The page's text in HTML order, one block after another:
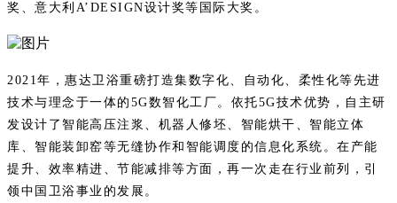
奖、意大利A’DESIGN设计奖等国际大奖。
2021年，惠达卫浴重磅打造集数字化、自动化、柔性化等先进
技术与理念于一体的5G数智化工厂。依托5G技术优势，自主研
发设计了智能高压注浆、机器人修坯、智能烘干、智能立体
库、智能装卸窑等无缝协作和智能调度的信息化系统。在产能
提升、效率精进、节能减排等方面，再一次走在行业前列，引
领中国卫浴事业的发展。